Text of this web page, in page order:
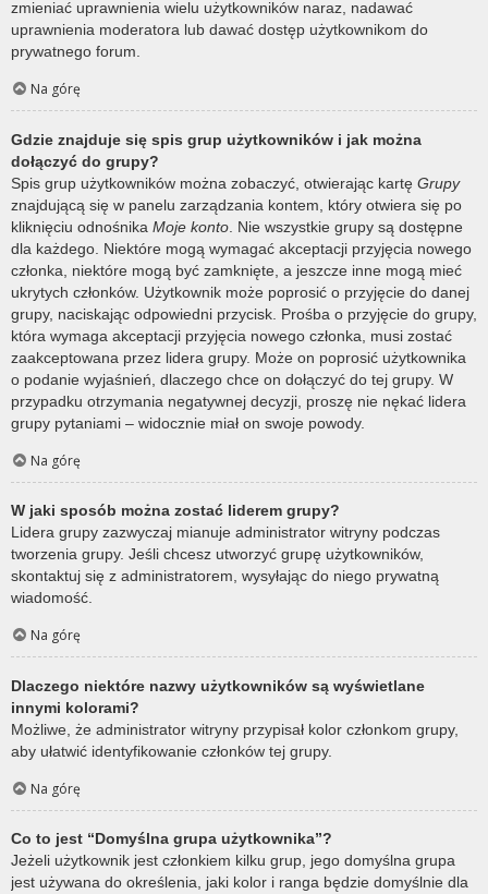
zmieniać uprawnienia wielu użytkowników naraz, nadawać
uprawnienia moderatora lub dawać dostęp użytkownikom do
prywatnego forum.
Na górę
Gdzie znajduje się spis grup użytkowników i jak można
dołączyć do grupy?
Spis grup użytkowników można zobaczyć, otwierając kartę Grupy
znajdującą się w panelu zarządzania kontem, który otwiera się po
kliknięciu odnośnika Moje konto . Nie wszystkie grupy są dostępne
dla każdego. Niektóre mogą wymagać akceptacji przyjęcia nowego
członka, niektóre mogą być zamknięte, a jeszcze inne mogą mieć
ukrytych członków. Użytkownik może poprosić o przyjęcie do danej
grupy, naciskając odpowiedni przycisk. Prośba o przyjęcie do grupy,
która wymaga akceptacji przyjęcia nowego członka, musi zostać
zaakceptowana przez lidera grupy. Może on poprosić użytkownika
o podanie wyjaśnień, dlaczego chce on dołączyć do tej grupy. W
przypadku otrzymania negatywnej decyzji, proszę nie nękać lidera
grupy pytaniami – widocznie miał on swoje powody.
Na górę
W jaki sposób można zostać liderem grupy?
Lidera grupy zazwyczaj mianuje administrator witryny podczas
tworzenia grupy. Jeśli chcesz utworzyć grupę użytkowników,
skontaktuj się z administratorem, wysyłając do niego prywatną
wiadomość.
Na górę
Dlaczego niektóre nazwy użytkowników są wyświetlane
innymi kolorami?
Możliwe, że administrator witryny przypisał kolor członkom grupy,
aby ułatwić identyfikowanie członków tej grupy.
Na górę
Co to jest “Domyślna grupa użytkownika”?
Jeżeli użytkownik jest członkiem kilku grup, jego domyślna grupa
jest używana do określenia, jaki kolor i ranga będzie domyślnie dla